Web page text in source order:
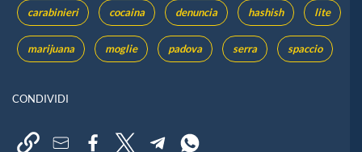
carabinieri cocaina denuncia hashish lite
marijuana moglie padova serra spaccio
CONDIVIDI